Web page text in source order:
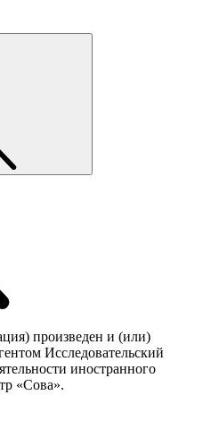
произведен и (или)
Исследовательский
иностранного
«Сова».